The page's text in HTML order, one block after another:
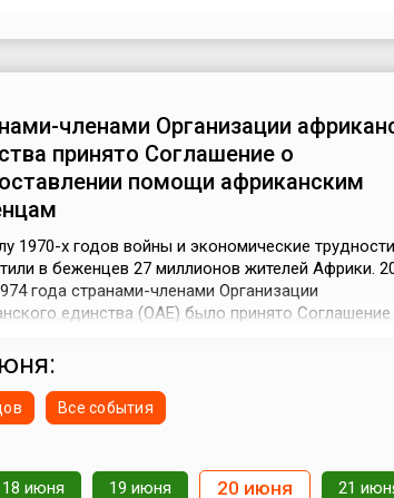
«марр...
членами Организации
принято Соглашение о
помощи африканским
1970-х годов войны и экономические трудности
в беженцев 27 миллионов жителей Африки.
года странами-членами Организации
единства (ОАЕ) было принято Соглашение
Ассамблея Организации
Наций еще в 1950 году учредила
комиссара (УВКБ) ООН по д...
Все события
18 июня 19 июня 20 июня 21